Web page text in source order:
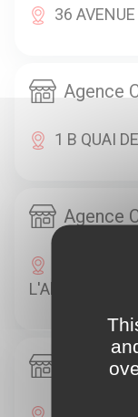
36
Agence
1 B QUAI
Agence
36 PLACE
L'Abbé
Agence